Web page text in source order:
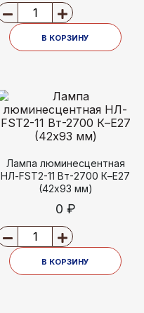
В КОРЗИНУ
Лампа люминесцентная
НЛ-FSТ2-11 Вт-2700 К–Е27
(42х93 мм)
0 ₽
В КОРЗИНУ